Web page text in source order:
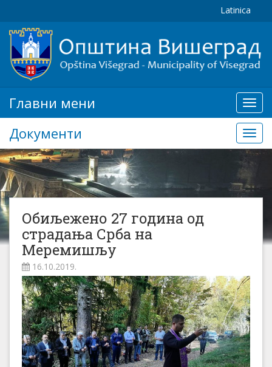
Latinica
мени
Главни мени
Документи
Обиљежено 27 година од
стрaдања Срба на
Меремишљу
16.10.2019.